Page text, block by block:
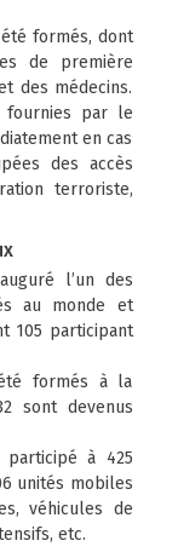
formés, dont
de première
des médecins.
fournies par le
en cas
des accès
terroriste,
l’un des
au monde et
105 participant
formés à la
sont devenus
à 425
unités mobiles
véhicules de
etc.